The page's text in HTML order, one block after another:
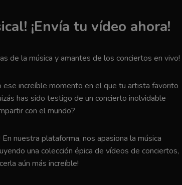
¡Envía tu vídeo ahora!
de la música y amantes de los conciertos en vivo!
increíble momento en el que tu artista favorito
has sido testigo de un concierto inolvidable
con el mundo?
nuestra plataforma, nos apasiona la música
una colección épica de vídeos de conciertos,
aún más increíble!